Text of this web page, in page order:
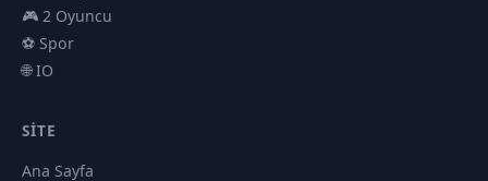
🎮 2 Oyuncu
⚽ Spor
🌐 IO
SITE
Ana Sayfa